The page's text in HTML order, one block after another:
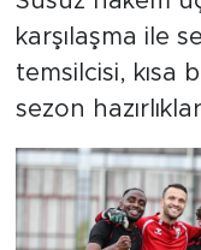
karşılaşma ile
temsilcisi, kısa
sezon